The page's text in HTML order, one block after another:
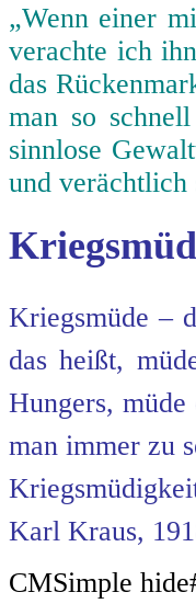
„Wenn einer
verachte ich
das
man so
sinnlose
und
Kriegsmüde –
das heißt,
Hungers,
man immer zu
Karl Kraus,
CMSimple